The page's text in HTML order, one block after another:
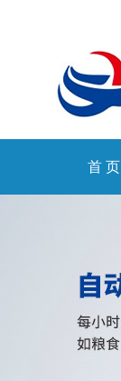
首 页